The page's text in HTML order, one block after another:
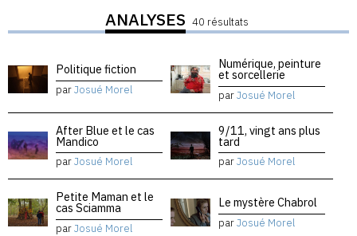
ANALYSES 40 résultats
Politique fiction
parJosué Morel
Numérique, peinture
et sorcellerie
parJosué Morel
After Blue et le cas
Mandico
parJosué Morel
9/11, vingt ans plus
tard
parJosué Morel
Petite Maman et le
cas Sciamma
parJosué Morel
Le mystère Chabrol
parJosué Morel